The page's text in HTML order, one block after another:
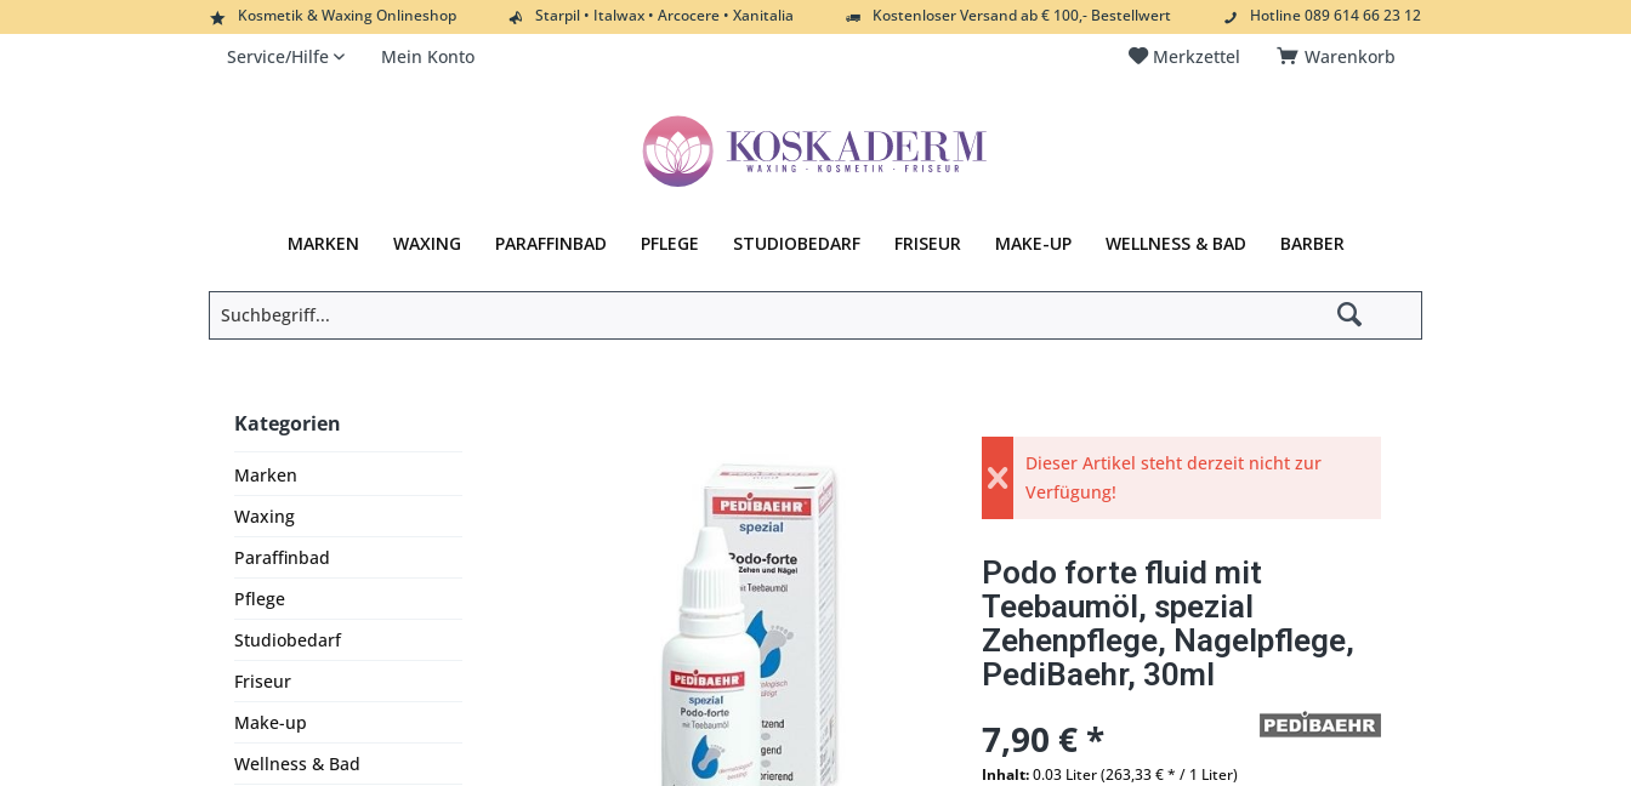
Kosmetik & Waxing Onlineshop Starpil • Italwax • Arcocere • Xanitalia Kostenloser Versand ab € 100,- Bestellwert Hotline 089 614 66 23 12
Warenkorb
Merkzettel
Service/Hilfe Mein Konto
MARKEN WAXING PARAFFINBAD PFLEGE STUDIOBEDARF FRISEUR MAKE-UP WELLNESS & BAD BARBER
Kategorien
Marken
Waxing
Paraffinbad
Pflege
Studiobedarf
Friseur
Make-up
Wellness & Bad
Dieser Artikel steht derzeit nicht zur
Verfügung!
Podo forte fluid mit
Teebaumöl, spezial
Zehenpflege, Nagelpflege,
PediBaehr, 30ml
7,90 € *
Inhalt:0.03 Liter (263,33 € * / 1 Liter)